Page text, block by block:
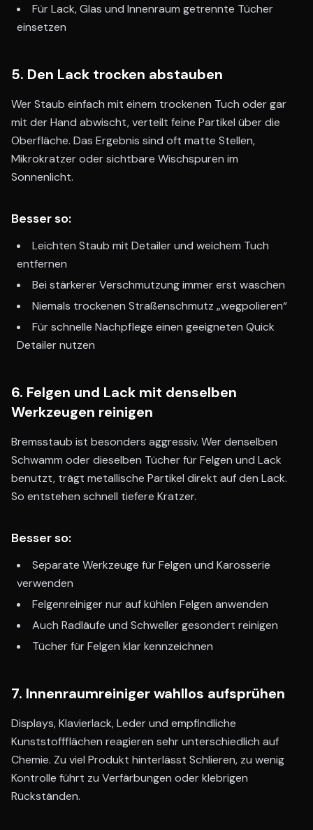
Für Lack, Glas und Innenraum getrennte Tücher
einsetzen
5. Den Lack trocken abstauben
Wer Staub einfach mit einem trockenen Tuch oder gar
mit der Hand abwischt, verteilt feine Partikel über die
Oberfläche. Das Ergebnis sind oft matte Stellen,
Mikrokratzer oder sichtbare Wischspuren im
Sonnenlicht.
Besser so:
Leichten Staub mit Detailer und weichem Tuch
entfernen
Bei stärkerer Verschmutzung immer erst waschen
Niemals trockenen Straßenschmutz „wegpolieren“
Für schnelle Nachpflege einen geeigneten Quick
Detailer nutzen
6. Felgen und Lack mit denselben
Werkzeugen reinigen
Bremsstaub ist besonders aggressiv. Wer denselben
Schwamm oder dieselben Tücher für Felgen und Lack
benutzt, trägt metallische Partikel direkt auf den Lack.
So entstehen schnell tiefere Kratzer.
Besser so:
Separate Werkzeuge für Felgen und Karosserie
verwenden
Felgenreiniger nur auf kühlen Felgen anwenden
Auch Radläufe und Schweller gesondert reinigen
Tücher für Felgen klar kennzeichnen
7. Innenraumreiniger wahllos aufsprühen
Displays, Klavierlack, Leder und empfindliche
Kunststoffflächen reagieren sehr unterschiedlich auf
Chemie. Zu viel Produkt hinterlässt Schlieren, zu wenig
Kontrolle führt zu Verfärbungen oder klebrigen
Rückständen.